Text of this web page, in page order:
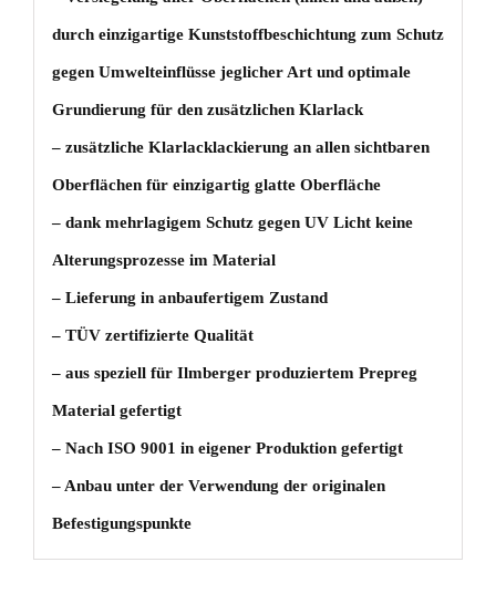
durch einzigartige Kunststoffbeschichtung zum Schutz
gegen Umwelteinflüsse jeglicher Art und optimale
Grundierung für den zusätzlichen Klarlack
– zusätzliche Klarlacklackierung an allen sichtbaren
Oberflächen für einzigartig glatte Oberfläche
– dank mehrlagigem Schutz gegen UV Licht keine
Alterungsprozesse im Material
– Lieferung in anbaufertigem Zustand
– TÜV zertifizierte Qualität
– aus speziell für Ilmberger produziertem Prepreg
Material gefertigt
– Nach ISO 9001 in eigener Produktion gefertigt
– Anbau unter der Verwendung der originalen
Befestigungspunkte